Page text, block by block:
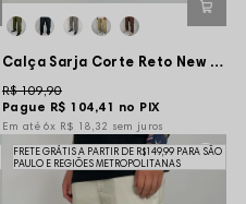
Calça Sarja Corte Reto New Street Basic PB - Preta
Pague R$ 104,41 no PIX
R$ 109,90
6x R$ 18,32 sem juros
FRETE GRÁTIS A PARTIR DE R$149,99 PARA SÃO
PAULO E REGIÕES METROPOLITANAS